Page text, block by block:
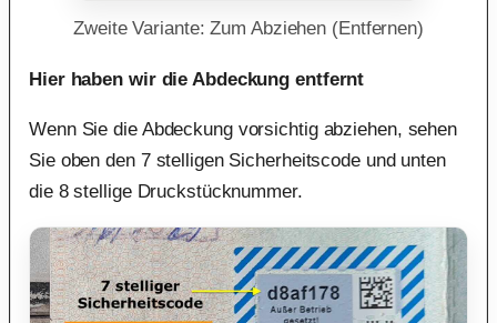
Zweite Variante: Zum Abziehen (Entfernen)
Hier haben wir die Abdeckung entfernt
Wenn Sie die Abdeckung vorsichtig abziehen, sehen
Sie oben den 7 stelligen Sicherheitscode und unten
die 8 stellige Druckstücknummer.